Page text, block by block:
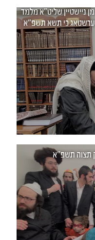
ניישטיין שליט"א מלמד
כי תשא תשפ"א
תצוה תשפ"א